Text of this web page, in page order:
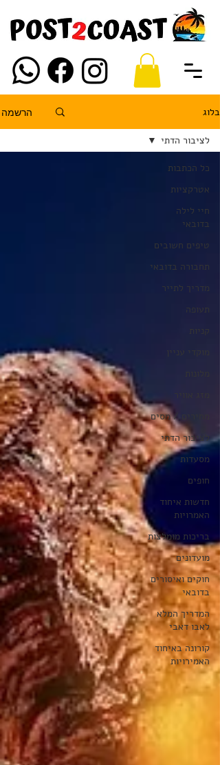
בלוג הרשמה
כל הכתבות
אטרקציות
חיי לילה
בדובאי
טיפים חשובים
תחבורה בדובאי
מדריך לתייר
תעופה
מחירים / מסים
לציבור הדתי
מסעדות
חופים
חדשות איחוד
האמרויות
בריכות מומלצות
מועדונים
חוקים ואיסורים
בדובאי
המדריך המלא
לאבו דאבי
קורונה באיחוד
האמירויות
לציבור הדתי